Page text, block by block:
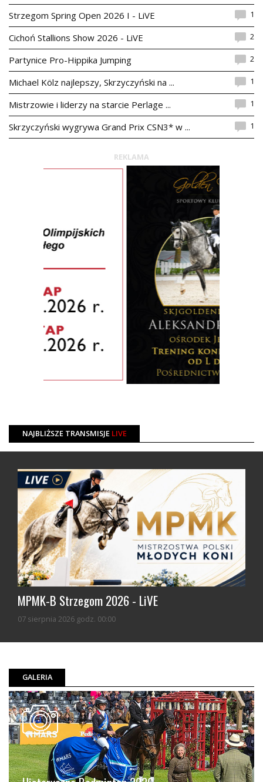
Strzegom Spring Open 2026 I - LiVE 1
Cichoń Stallions Show 2026 - LiVE 2
Partynice Pro-Hippika Jumping 2
Michael Kölz najlepszy, Skrzyczyński na ... 1
Mistrzowie i liderzy na starcie Perlage ... 1
Skrzyczyński wygrywa Grand Prix CSN3* w ... 1
REKLAMA
NAJBLIŻSZE TRANSMISJE LIVE
MPMK-B Strzegom 2026 - LiVE
07 sierpnia 2026 godz. 00:00
GALERIA